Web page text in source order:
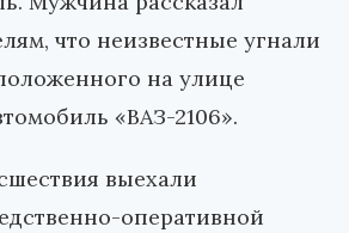
что неизвестные угнали
на улице
«ВАЗ-2106».
выехали
оперативной